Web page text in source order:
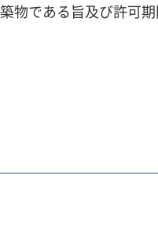
物である旨及び許可